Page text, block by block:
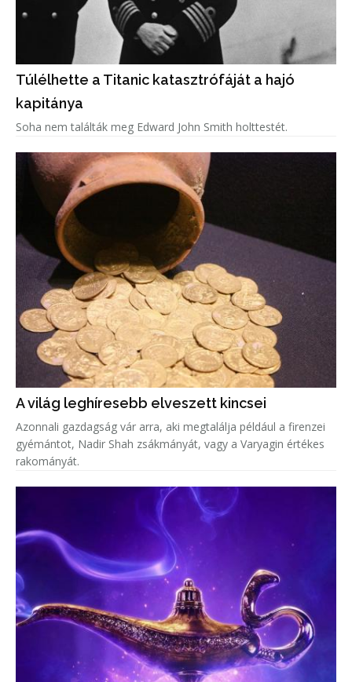
Túlélhette a Titanic katasztrófáját a hajó
kapitánya
Soha nem találták meg Edward John Smith holttestét.
A világ leghíresebb elveszett kincsei
Azonnali gazdagság vár arra, aki megtalálja például a firenzei
gyémántot, Nadir Shah zsákmányát, vagy a Varyagin értékes
rakományát.